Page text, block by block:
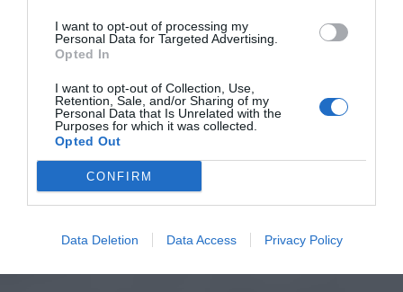
I want to opt-out of processing my
Personal Data for Targeted Advertising.
Opted In
I want to opt-out of Collection, Use,
Retention, Sale, and/or Sharing of my
Personal Data that Is Unrelated with the
Purposes for which it was collected.
Opted Out
CONFIRM
Data Deletion Data Access Privacy Policy